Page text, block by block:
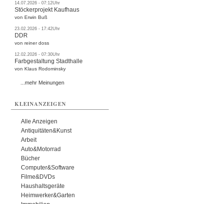
14.07.2026 - 07:12Uhr
Stöckerprojekt Kaufhaus
von Erwin Buß
23.02.2026 - 17:42Uhr
DDR
von reiner doss
12.02.2026 - 07:30Uhr
Farbgestaltung Stadthalle
von Klaus Rodominsky
...mehr Meinungen
KLEINANZEIGEN
Alle Anzeigen
Antiquitäten&Kunst
Arbeit
Auto&Motorrad
Bücher
Computer&Software
Filme&DVDs
Haushaltsgeräte
Heimwerker&Garten